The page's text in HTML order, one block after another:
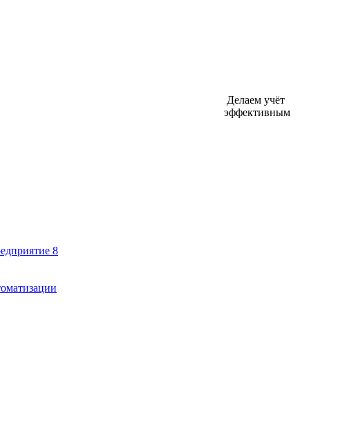
Делаем учёт
эффективным
8